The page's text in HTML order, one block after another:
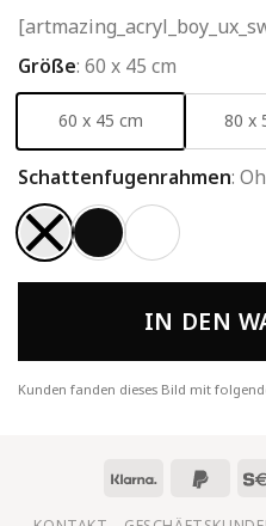
Größe: 60 x 45 cm
60 x 45 cm 80 x
Schattenfugenrahmen:
IN DEN
Kunden fanden dieses Bild mit